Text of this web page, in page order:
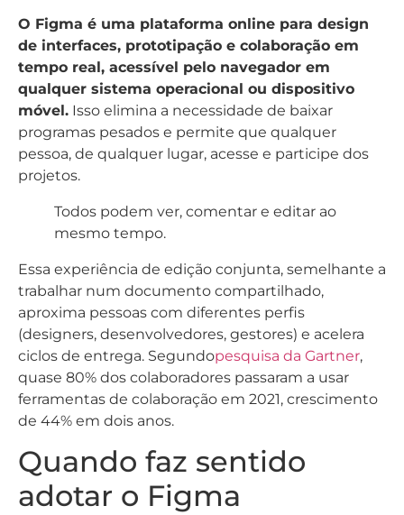
O Figma é uma plataforma online para design
de interfaces, prototipação e colaboração em
tempo real, acessível pelo navegador em
qualquer sistema operacional ou dispositivo
móvel. Isso elimina a necessidade de baixar
programas pesados e permite que qualquer
pessoa, de qualquer lugar, acesse e participe dos
projetos.
Todos podem ver, comentar e editar ao
mesmo tempo.
Essa experiência de edição conjunta, semelhante a
trabalhar num documento compartilhado,
aproxima pessoas com diferentes perfis
(designers, desenvolvedores, gestores) e acelera
ciclos de entrega. Segundopesquisa da Gartner,
quase 80% dos colaboradores passaram a usar
ferramentas de colaboração em 2021, crescimento
de 44% em dois anos.
Quando faz sentido
adotar o Figma